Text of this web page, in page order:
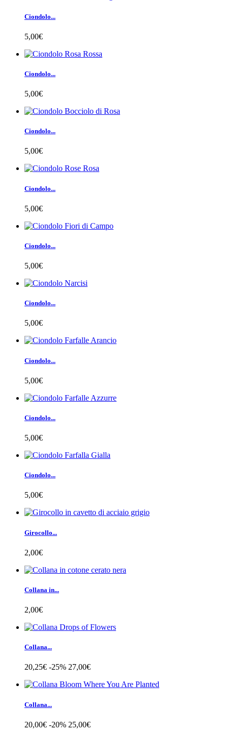
Ciondolo...
5,00€
Ciondolo...
5,00€
Ciondolo...
5,00€
Ciondolo...
5,00€
Ciondolo...
5,00€
Ciondolo...
5,00€
Ciondolo...
5,00€
Ciondolo...
5,00€
Ciondolo...
5,00€
Girocollo...
2,00€
Collana in...
2,00€
Collana...
20,25€ -25% 27,00€
Collana...
20,00€ -20% 25,00€